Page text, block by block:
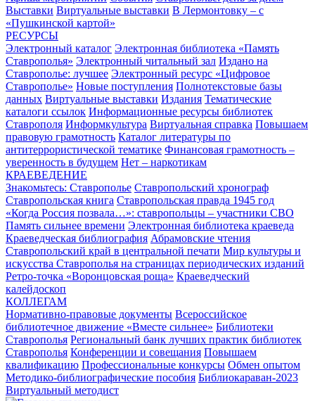
Выставки Виртуальные выставки В Лермонтовку – с
«Пушкинской картой»
РЕСУРСЫ
Электронный каталог Электронная библиотека «Память
Ставрополья» Электронный читальный зал Издано на
Ставрополье: лучшее Электронный ресурс «Цифровое
Ставрополье» Новые поступления Полнотекстовые базы
данных Виртуальные выставки Издания Тематические
каталоги ссылок Информационные ресурсы библиотек
Ставрополя Информкультура Виртуальная справка Повышаем
правовую грамотность Каталог литературы по
антитеррористической тематике Финансовая грамотность –
уверенность в будущем Нет – наркотикам
КРАЕВЕДЕНИЕ
Знакомьтесь: Ставрополье Ставропольский хронограф
Ставропольская книга Ставропольская правда 1945 год
«Когда Россия позвала…»: ставропольцы – участники СВО
Память сильнее времени Электронная библиотека краеведа
Краеведческая библиография Абрамовские чтения
Ставропольский край в центральной печати Мир культуры и
искусства Ставрополья на страницах периодических изданий
Ретро-точка «Воронцовская роща» Краеведческий
калейдоскоп
КОЛЛЕГАМ
Нормативно-правовые документы Всероссийское
библиотечное движение «Вместе сильнее» Библиотеки
Ставрополья Региональный банк лучших практик библиотек
Ставрополья Конференции и совещания Повышаем
квалификацию Профессиональные конкурсы Обмен опытом
Методико-библиографические пособия Библиокараван-2023
Виртуальный методист